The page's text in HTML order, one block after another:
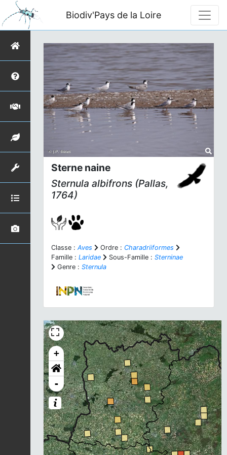
Biodiv'Pays de la Loire
Sterne naine
Sternula albifrons (Pallas,
1764)
Classe : Aves Ordre : Charadriiformes
Famille : Laridae Sous-Famille : Sterninae
Genre : Sternula
+
-